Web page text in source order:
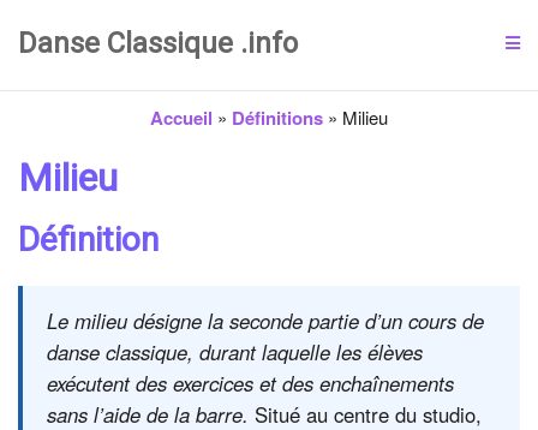
Danse Classique .info
Accueil » Définitions » Milieu
Milieu
Définition
Le milieu désigne la seconde partie d’un cours de
danse classique, durant laquelle les élèves
exécutent des exercices et des enchaînements
sans l’aide de la barre. Situé au centre du studio,